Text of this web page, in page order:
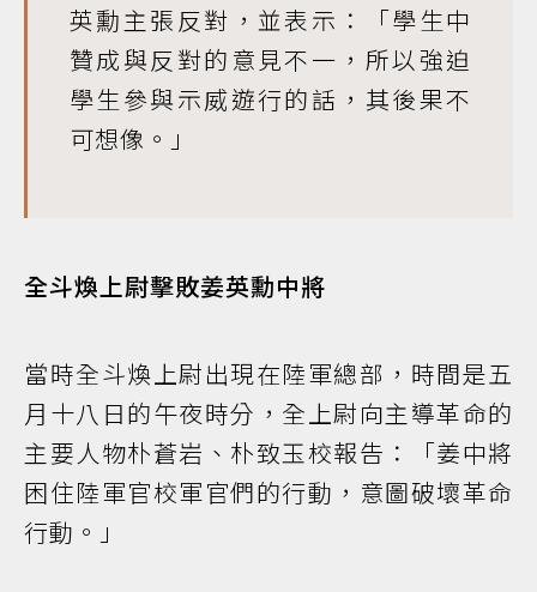
英勳主張反對，並表示：「學生中
贊成與反對的意見不一，所以強迫
學生參與示威遊行的話，其後果不
可想像。」
全斗煥上尉擊敗姜英勳中將
當時全斗煥上尉出現在陸軍總部，時間是五
月十八日的午夜時分，全上尉向主導革命的
主要人物朴蒼岩、朴致玉校報告：「姜中將
困住陸軍官校軍官們的行動，意圖破壞革命
行動。」